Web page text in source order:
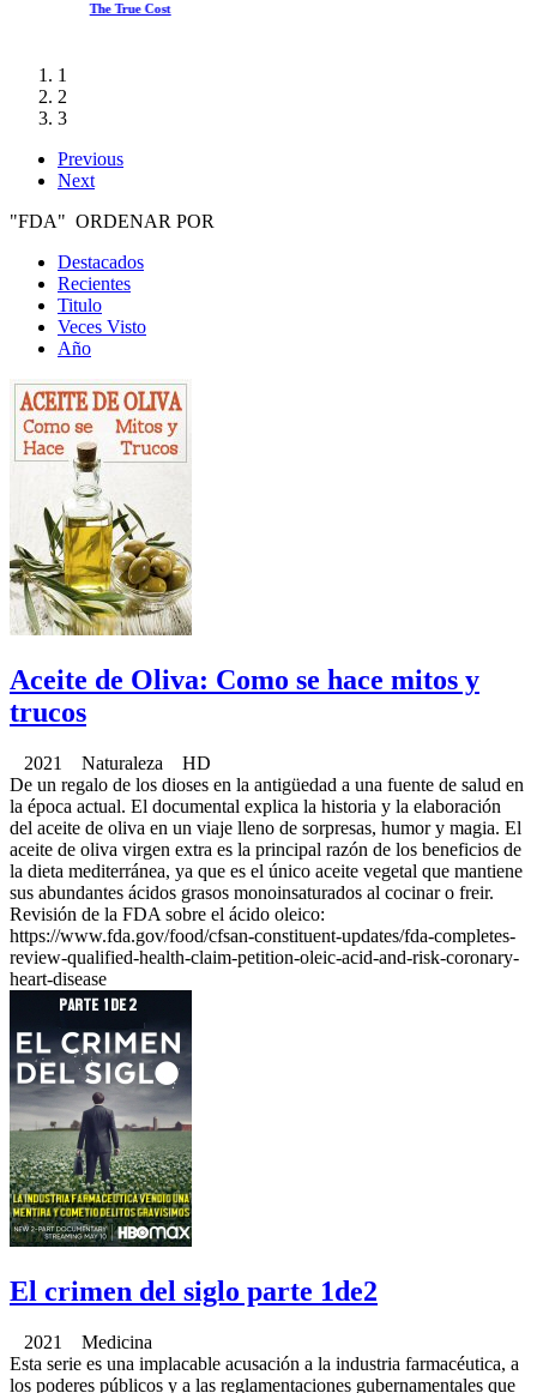
The True Cost
1
2
3
Previous
Next
"FDA" ORDENAR POR
Destacados
Recientes
Titulo
Veces Visto
Año
Aceite de Oliva: Como se hace mitos y
trucos
2021 Naturaleza HD
De un regalo de los dioses en la antigüedad a una fuente de salud en
la época actual. El documental explica la historia y la elaboración
del aceite de oliva en un viaje lleno de sorpresas, humor y magia. El
aceite de oliva virgen extra es la principal razón de los beneficios de
la dieta mediterránea, ya que es el único aceite vegetal que mantiene
sus abundantes ácidos grasos monoinsaturados al cocinar o freir.
Revisión de la FDA sobre el ácido oleico:
https://www.fda.gov/food/cfsan-constituent-updates/fda-completes-
review-qualified-health-claim-petition-oleic-acid-and-risk-coronary-
heart-disease
El crimen del siglo parte 1de2
2021 Medicina
Esta serie es una implacable acusación a la industria farmacéutica, a
los poderes públicos y a las reglamentaciones gubernamentales que